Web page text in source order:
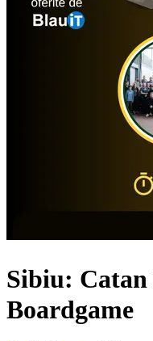
Sibiu: Catan
Boardgame